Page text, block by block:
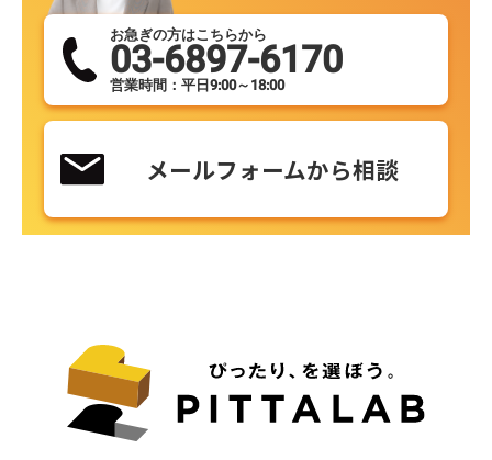
お急ぎの方はこちらから
03-6897-6170
営業時間：平日9:00～18:00
メールフォームから相談